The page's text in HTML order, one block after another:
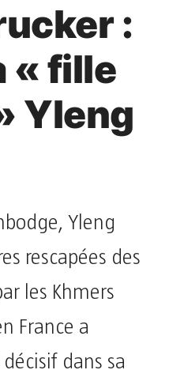
:
« fille
Yleng
Yleng
rescapées des
les Khmers
France a
dans sa